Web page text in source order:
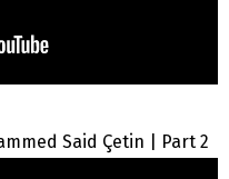
Said Çetin | Part 2